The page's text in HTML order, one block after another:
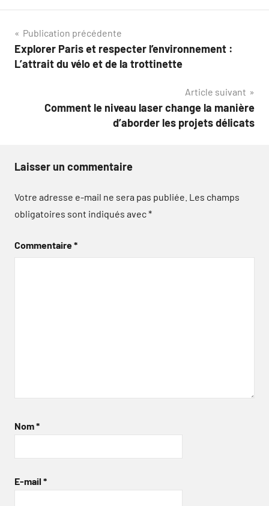
Navigation
de
Publication précédente
Explorer Paris et respecter l’environnement :
L’attrait du vélo et de la trottinette
Article suivant
Comment le niveau laser change la manière
d’aborder les projets délicats
Laisser un commentaire
Votre adresse e-mail ne sera pas publiée. Les champs
obligatoires sont indiqués avec*
Commentaire*
Nom*
E-mail *